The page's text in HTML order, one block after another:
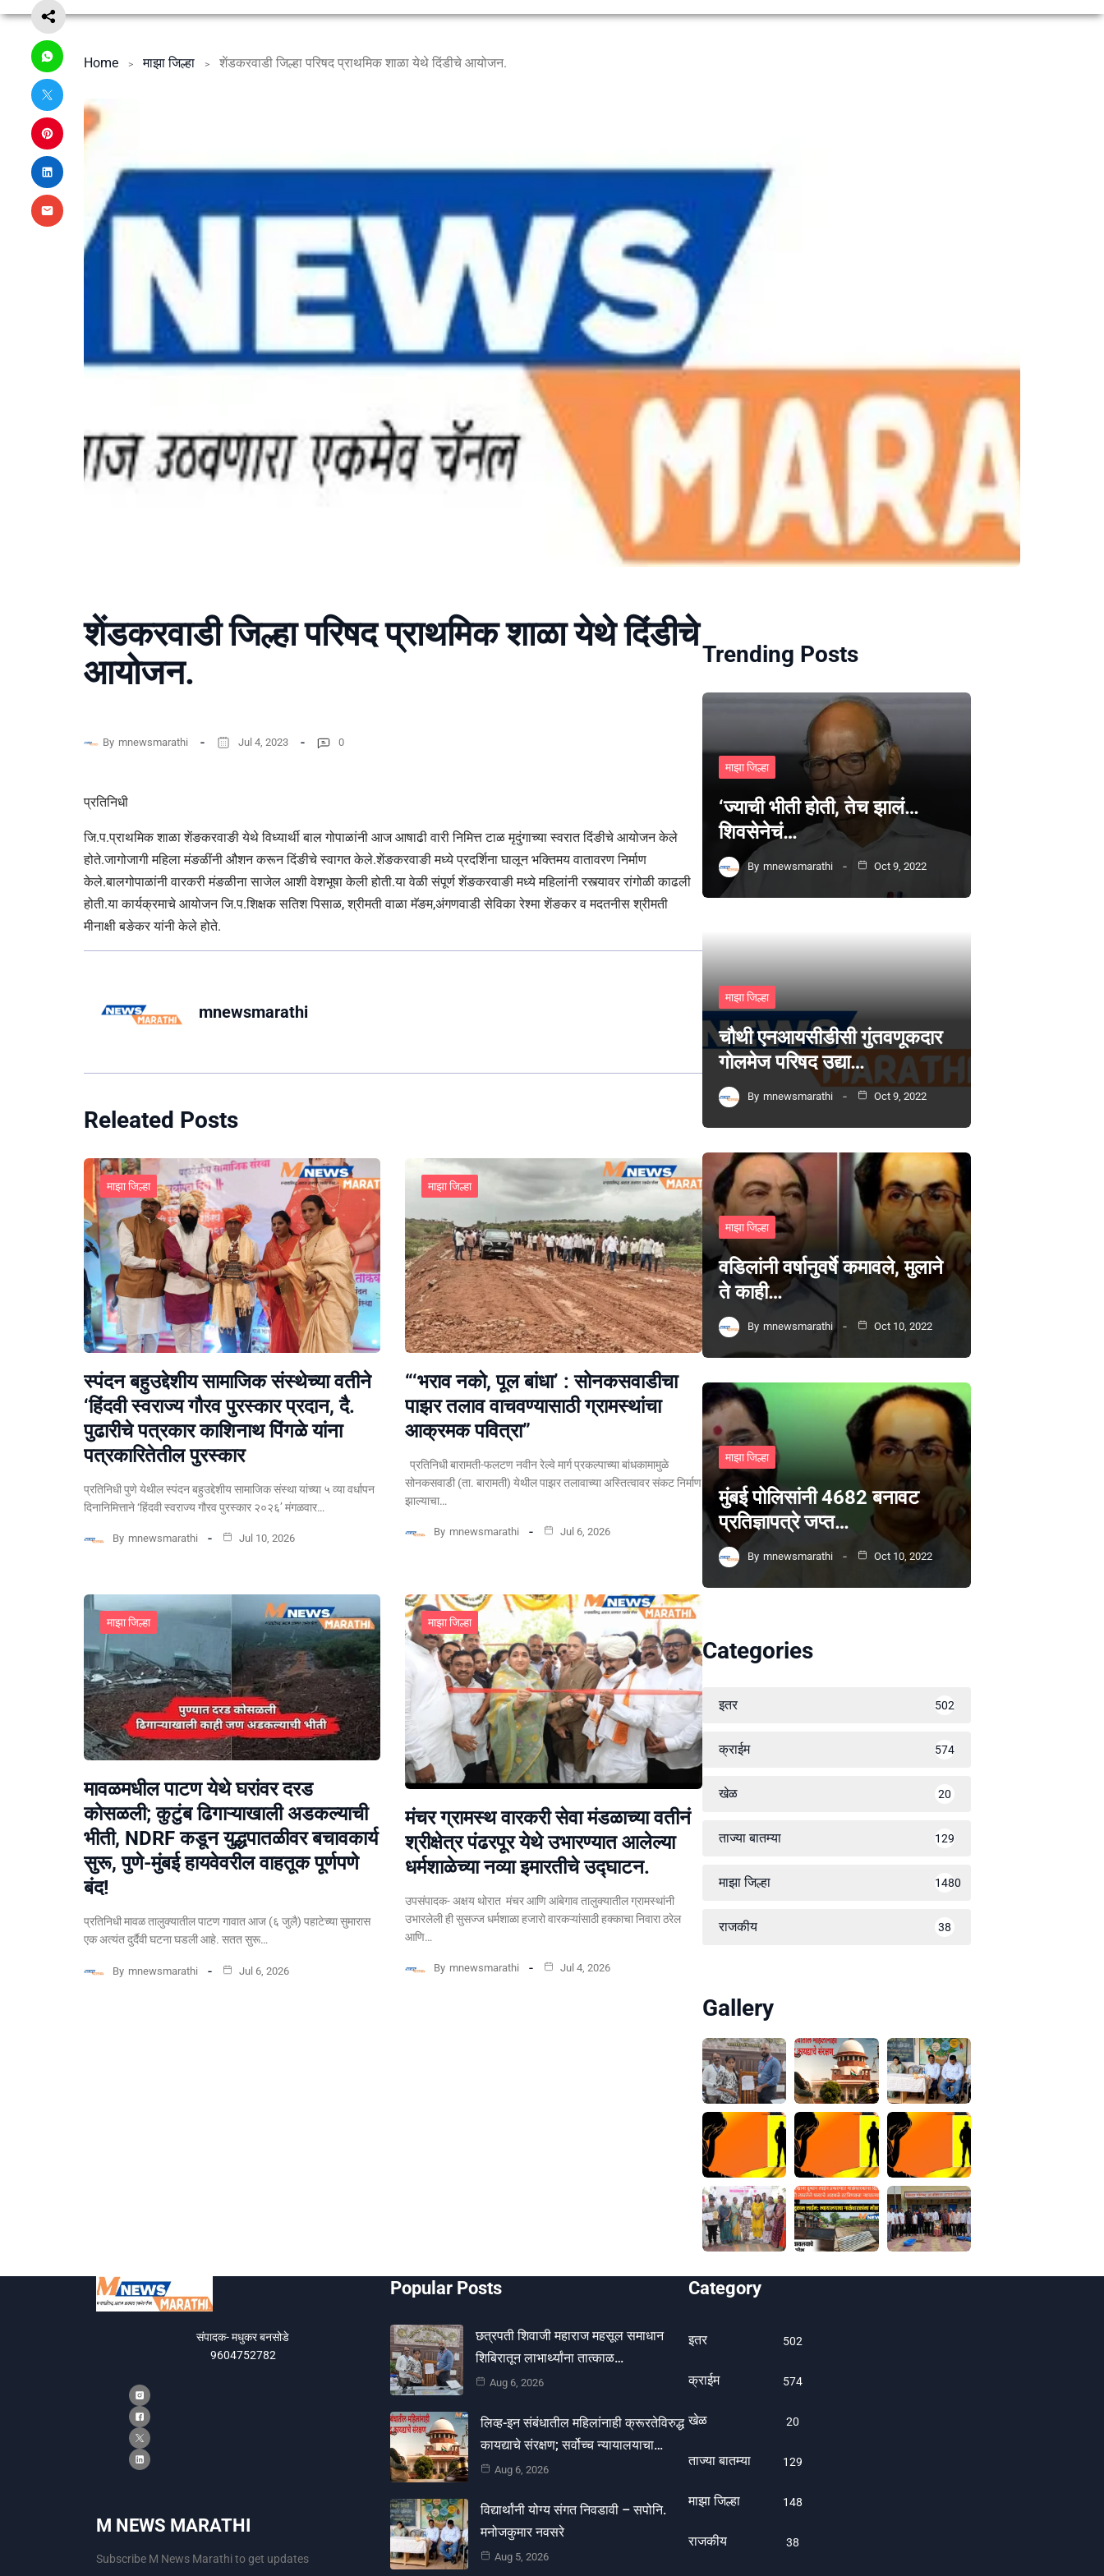
Home माझा जिल्हा शेंडकरवाडी जिल्हा परिषद प्राथमिक शाळा येथे दिंडीचे आयोजन.
शेंडकरवाडी जिल्हा परिषद प्राथमिक शाळा येथे दिंडीचे
आयोजन.
By mnewsmarathi Jul 4, 2023 0
प्रतिनिधी
जि.प.प्राथमिक शाळा शेंङकरवाङी येथे विध्यार्थी बाल गोपाळांनी आज आषाढी वारी निमित्त टाळ मृदुंगाच्या स्वरात दिंङीचे आयोजन केले
होते.जागोजागी महिला मंङळींनी औशन करून दिंङीचे स्वागत केले.शेंङकरवाङी मध्ये प्रदर्शिना घालून भक्तिमय वातावरण निर्माण
केले.बालगोपाळांनी वारकरी मंङळीना साजेल आशी वेशभूषा केली होती.या वेळी संपूर्ण शेंङकरवाङी मध्ये महिलांनी रस्त्यावर रांगोळी काढली
होती.या कार्यक्रमाचे आयोजन जि.प.शिक्षक सतिश पिसाळ, श्रीमती वाळा मॅङम,अंगणवाडी सेविका रेश्मा शेंङकर व मदतनीस श्रीमती
मीनाक्षी बङेकर यांनी केले होते.
mnewsmarathi
Releated Posts
माझा जिल्हा
स्पंदन बहुउद्देशीय सामाजिक संस्थेच्या वतीने
‘हिंदवी स्वराज्य गौरव पुरस्कार प्रदान, दै.
पुढारीचे पत्रकार काशिनाथ पिंगळे यांना
पत्रकारितेतील पुरस्कार
प्रतिनिधी पुणे येथील स्पंदन बहुउद्देशीय सामाजिक संस्था यांच्या ५ व्या वर्धापन
दिनानिमित्ताने ‘हिंदवी स्वराज्य गौरव पुरस्कार २०२६’ मंगळवार…
By mnewsmarathi Jul 10, 2026
माझा जिल्हा
“‘भराव नको, पूल बांधा’ : सोनकसवाडीचा
पाझर तलाव वाचवण्यासाठी ग्रामस्थांचा
आक्रमक पवित्रा”
प्रतिनिधी बारामती-फलटण नवीन रेल्वे मार्ग प्रकल्पाच्या बांधकामामुळे
सोनकसवाडी (ता. बारामती) येथील पाझर तलावाच्या अस्तित्वावर संकट निर्माण
झाल्याचा…
By mnewsmarathi Jul 6, 2026
माझा जिल्हा
मावळमधील पाटण येथे घरांवर दरड
कोसळली; कुटुंब ढिगाऱ्याखाली अडकल्याची
भीती, NDRF कडून युद्धपातळीवर बचावकार्य
सुरू, पुणे-मुंबई हायवेवरील वाहतूक पूर्णपणे
बंद!
​प्रतिनिधी मावळ तालुक्यातील पाटण गावात आज (६ जुलै) पहाटेच्या सुमारास
एक अत्यंत दुर्दैवी घटना घडली आहे. सतत सुरू…
By mnewsmarathi Jul 6, 2026
माझा जिल्हा
मंचर ग्रामस्थ वारकरी सेवा मंडळाच्या वतीनं
श्रीक्षेत्र पंढरपूर येथे उभारण्यात आलेल्या
धर्मशाळेच्या नव्या इमारतीचे उद्घाटन.
उपसंपादक- अक्षय थोरात मंचर आणि आंबेगाव तालुक्यातील ग्रामस्थांनी
उभारलेली ही सुसज्ज धर्मशाळा हजारो वारकऱ्यांसाठी हक्काचा निवारा ठरेल
आणि…
By mnewsmarathi Jul 4, 2026
Trending Posts
माझा जिल्हा
‘ज्याची भीती होती, तेच झालं…
शिवसेनेचं…
By mnewsmarathi Oct 9, 2022
माझा जिल्हा
चौथी एनआयसीडीसी गुंतवणूकदार
गोलमेज परिषद उद्या…
By mnewsmarathi Oct 9, 2022
माझा जिल्हा
वडिलांनी वर्षानुवर्षे कमावले, मुलाने
ते काही…
By mnewsmarathi Oct 10, 2022
माझा जिल्हा
मुंबई पोलिसांनी 4682 बनावट
प्रतिज्ञापत्रे जप्त…
By mnewsmarathi Oct 10, 2022
Categories
इतर 502
क्राईम 574
खेळ 20
ताज्या बातम्या 129
माझा जिल्हा 1480
राजकीय 38
Gallery
संपादक- मधुकर बनसोडे
9604752782
M NEWS MARATHI
Subscribe M News Marathi to get updates
Popular Posts
छत्रपती शिवाजी महाराज महसूल समाधान
शिबिरातून लाभार्थ्यांना तात्काळ…
Aug 6, 2026
लिव्ह-इन संबंधातील महिलांनाही क्रूरतेविरुद्ध
कायद्याचे संरक्षण; सर्वोच्च न्यायालयाचा…
Aug 6, 2026
विद्यार्थांनी योग्य संगत निवडावी – सपोनि.
मनोजकुमार नवसरे
Aug 5, 2026
Category
इतर 502
क्राईम 574
खेळ 20
ताज्या बातम्या 129
माझा जिल्हा 1480
राजकीय 38